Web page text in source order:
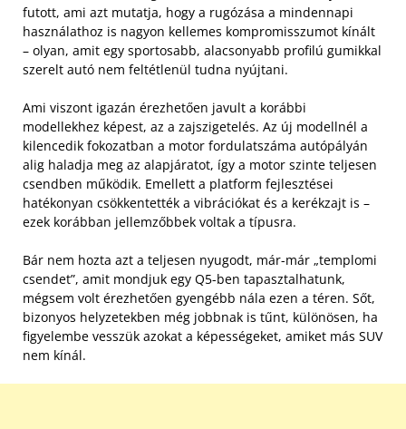
futott, ami azt mutatja, hogy a rugózása a mindennapi
használathoz is nagyon kellemes kompromisszumot kínált
– olyan, amit egy sportosabb, alacsonyabb profilú gumikkal
szerelt autó nem feltétlenül tudna nyújtani.
Ami viszont igazán érezhetően javult a korábbi
modellekhez képest, az a zajszigetelés. Az új modellnél a
kilencedik fokozatban a motor fordulatszáma autópályán
alig haladja meg az alapjáratot, így a motor szinte teljesen
csendben működik. Emellett a platform fejlesztései
hatékonyan csökkentették a vibrációkat és a kerékzajt is –
ezek korábban jellemzőbbek voltak a típusra.
Bár nem hozta azt a teljesen nyugodt, már-már „templomi
csendet”, amit mondjuk egy Q5-ben tapasztalhatunk,
mégsem volt érezhetően gyengébb nála ezen a téren. Sőt,
bizonyos helyzetekben még jobbnak is tűnt, különösen, ha
figyelembe vesszük azokat a képességeket, amiket más SUV
nem kínál.